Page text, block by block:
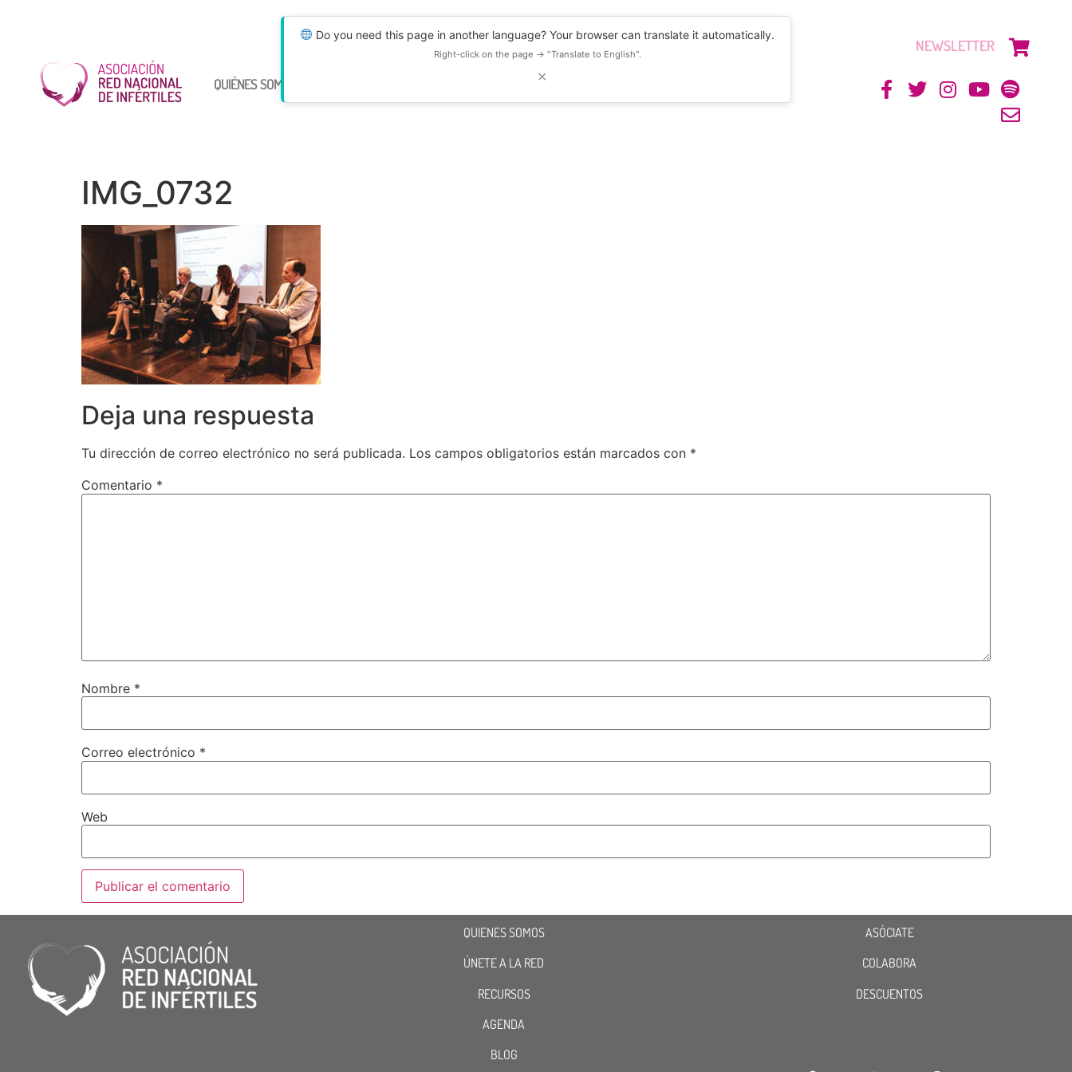
Do you need this page in another language? Your browser can translate it automatically.
Right-click on the page → "Translate to English".
✕
QUIÉNES SOMOS RECURSOS
NEWSLETTER
IMG_0732
Deja una respuesta
Tu dirección de correo electrónico no será publicada. Los campos obligatorios están marcados con *
Comentario *
Nombre *
Correo electrónico *
Web
QUIENES SOMOS
ÚNETE A LA RED
RECURSOS
AGENDA
BLOG
ASÓCIATE
COLABORA
DESCUENTOS